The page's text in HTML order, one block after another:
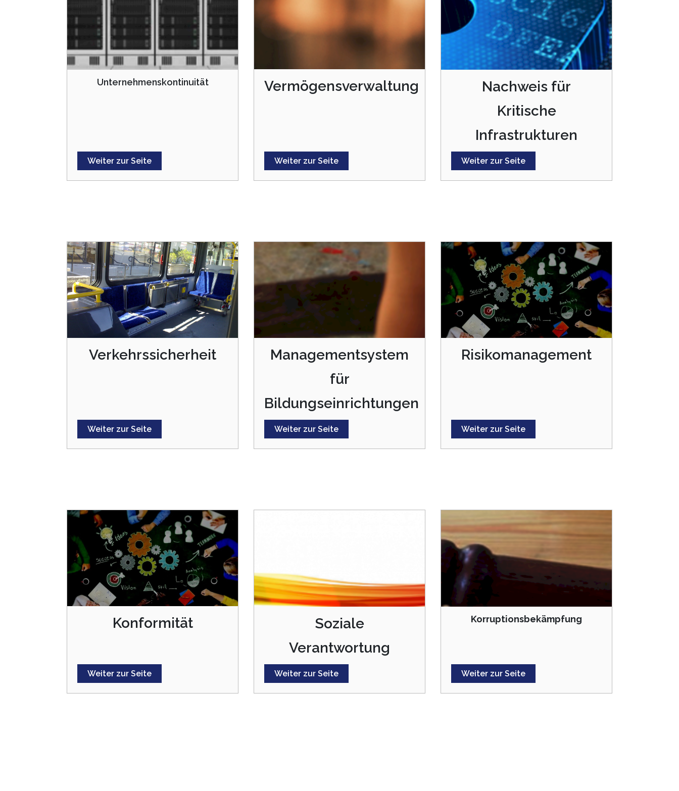
Unternehmenskontinuität
Weiter zur Seite
Vermögensverwaltung
Weiter zur Seite
Nachweis für
Kritische
Infrastrukturen
Weiter zur Seite
Verkehrssicherheit
Weiter zur Seite
Managementsystem
für
Bildungseinrichtungen
Weiter zur Seite
Risikomanagement
Weiter zur Seite
Konformität
Weiter zur Seite
Soziale
Verantwortung
Weiter zur Seite
Korruptionsbekämpfung
Weiter zur Seite